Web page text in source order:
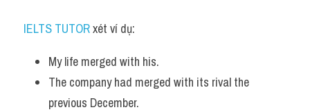
Writing
Reading
Homepage
IELTS TUTOR xét ví dụ:
My life merged with his.
The company had merged with its rival the
previous December.